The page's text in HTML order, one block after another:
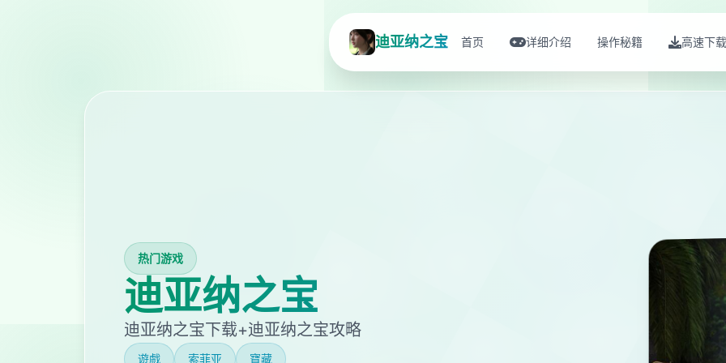
迪亚纳之宝 首页 详细介绍 操作秘籍 高速下载
热门游戏
迪亚纳之宝
迪亚纳之宝下载+迪亚纳之宝攻略
遊戲 索菲亚 寶藏